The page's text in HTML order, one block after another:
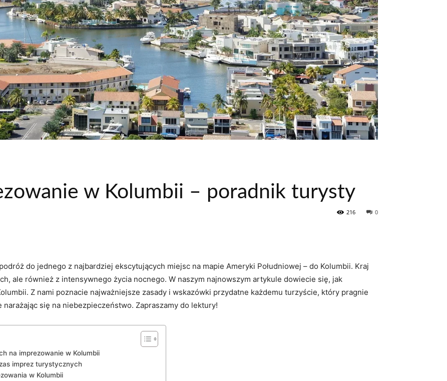
w Kolumbii – poradnik turysty
0
216
do jednego z‍ najbardziej ekscytujących miejsc na mapie‌ Ameryki Południowej – do Kolumbii. Kraj
ale również ⁢z intensywnego życia‍ nocnego.​ W ‍naszym najnowszym artykule ⁤dowiecie się,⁣ jak
Z nami poznacie najważniejsze zasady⁤ i wskazówki przydatne każdemu turzyście, który⁢ pragnie⁤
się na ‌niebezpieczeństwo. ⁣Zapraszamy do lektury!
na imprezowanie ​w​ Kolumbii
imprez turystycznych
w ​Kolumbii